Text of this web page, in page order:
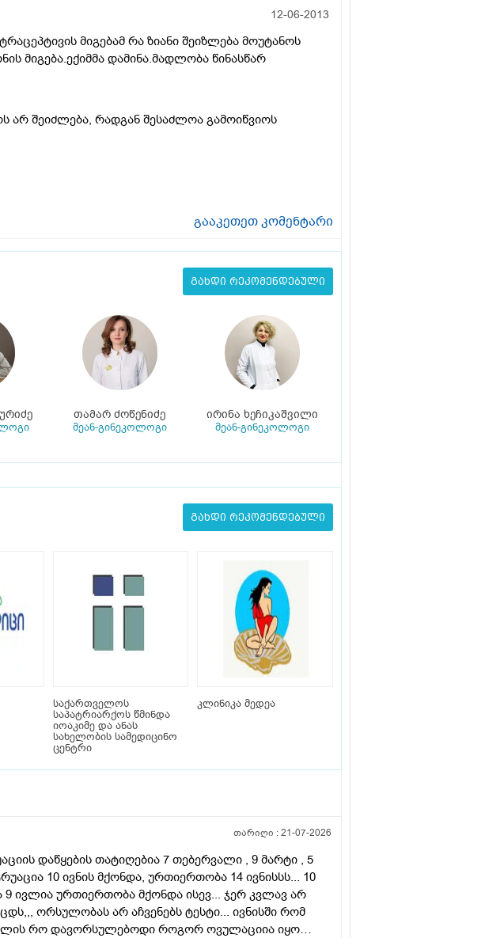
12-06-2013
მიგებამ რა ზიანი შეიზლება მოუტანოს
მიგება.ექიმმა დამინა.მადლობა წინასწარ
არ შეიძლება, რადგან შესაძლოა გამოიწვიოს
გააკეთეთ კომენტარი
გახდი რეკომენდებული
თამარ ძოწენიძე
მეან-გინეკოლოგი
ირინა ხეჩიკაშვილი
მეან-გინეკოლოგი
გახდი რეკომენდებული
საქართველოს
საპატრიარქოს წმინდა
იოაკიმე და ანას
სახელობის სამედიცინო
ცენტრი
კლინიკა მედეა
თარიღი :21-07-2026
დაწყების თატიღებია 7 თებერვალი , 9 მარტი , 5
10 ივნის მქონდა, ურთიერთობა 14 ივნისსს... 10
ივლია ურთიერთობა მქონდა ისევ... ჯერ კვლავ არ
ორსულობას არ აჩვენებს ტესტი... ივნისში რომ
რო დავორსულებოდი როგორ ოვულაციია იყო